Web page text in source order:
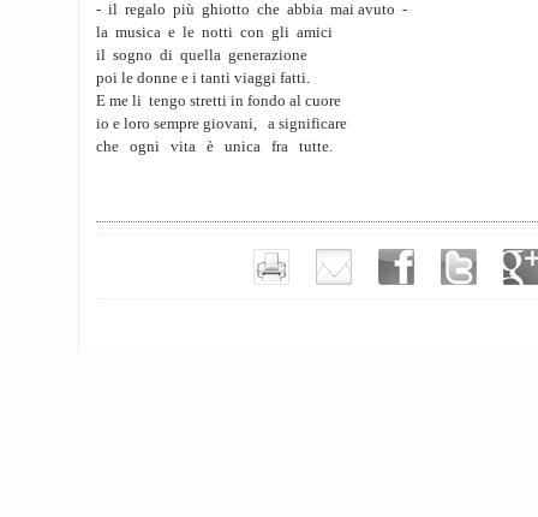
- il regalo più ghiotto che abbia mai avuto -
la musica e le notti con gli amici
il sogno di quella generazione
poi le donne e i tanti viaggi fatti.
E me li tengo stretti in fondo al cuore
io e loro sempre giovani, a significare
che ogni vita è unica fra tutte.